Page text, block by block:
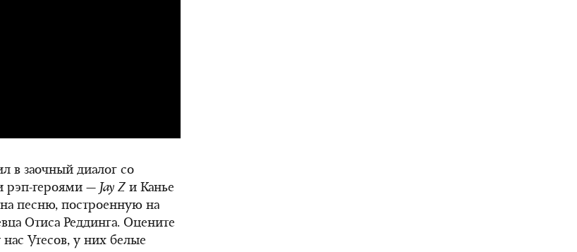
в заочный диалог со
героями — Jay Z и Канье
на песню, построенную на
Отиса Реддинга. Оцените
Утесов, у них белые